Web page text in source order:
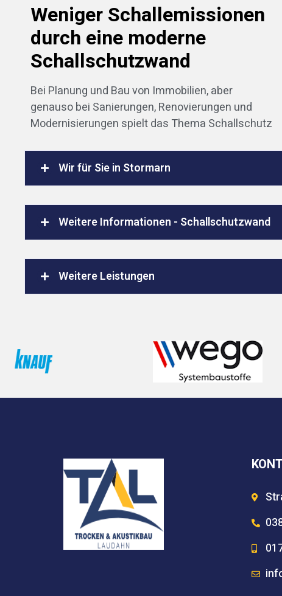
Weniger Schallemissionen
durch eine moderne
Schallschutzwand
Bei Planung und Bau von Immobilien, aber
genauso bei Sanierungen, Renovierungen und
Modernisierungen spielt das Thema Schallschutz
Wir für Sie in Stormarn
Weitere Informationen - Schallschutzwand
Weitere Leistungen